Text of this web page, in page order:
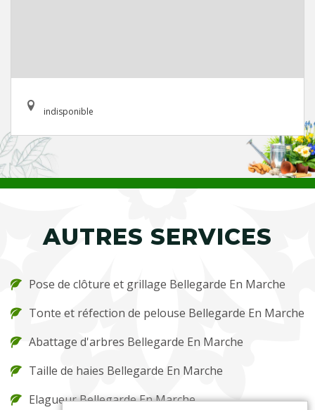
indisponible
AUTRES SERVICES
Pose de clôture et grillage Bellegarde En Marche
Tonte et réfection de pelouse Bellegarde En Marche
Abattage d'arbres Bellegarde En Marche
Taille de haies Bellegarde En Marche
Elagueur Bellegarde En Marche